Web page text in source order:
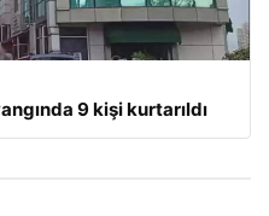
9 kişi kurtarıldı